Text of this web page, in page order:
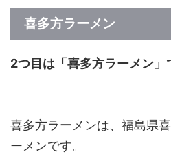
喜多方ラーメン
2つ目は「喜多方ラーメン」
喜多方ラーメンは、福島県
ーメンです。